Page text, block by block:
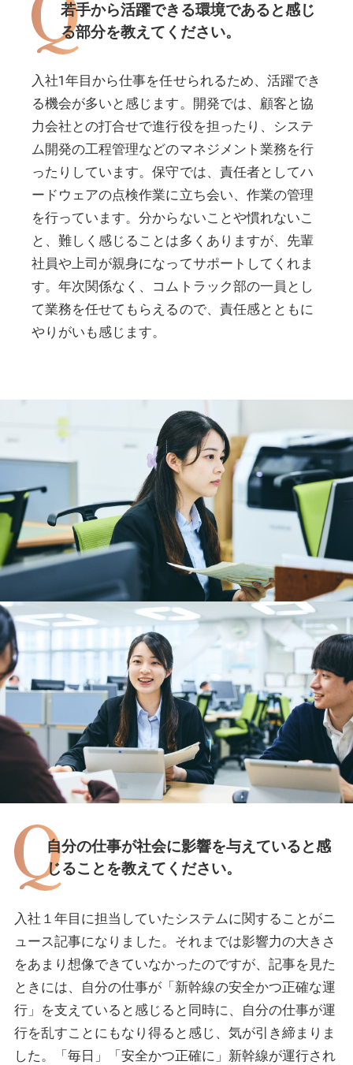
若手から活躍できる環境であると感じ
る部分を教えてください。
入社1年目から仕事を任せられるため、活躍でき
る機会が多いと感じます。開発では、顧客と協
力会社との打合せで進行役を担ったり、システ
ム開発の工程管理などのマネジメント業務を行
ったりしています。保守では、責任者としてハ
ードウェアの点検作業に立ち会い、作業の管理
を行っています。分からないことや慣れないこ
と、難しく感じることは多くありますが、先輩
社員や上司が親身になってサポートしてくれま
す。年次関係なく、コムトラック部の一員とし
て業務を任せてもらえるので、責任感とともに
やりがいも感じます。
自分の仕事が社会に影響を与えていると感
じることを教えてください。
入社１年目に担当していたシステムに関することがニ
ュース記事になりました。それまでは影響力の大きさ
をあまり想像できていなかったのですが、記事を見た
ときには、自分の仕事が「新幹線の安全かつ正確な運
行」を支えていると感じると同時に、自分の仕事が運
行を乱すことにもなり得ると感じ、気が引き締まりま
した。「毎日」「安全かつ正確に」新幹線が運行され